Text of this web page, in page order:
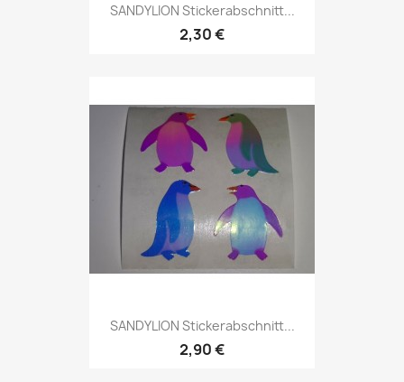
SANDYLION Stickerabschnitt...
2,30 €
SANDYLION Stickerabschnitt...
2,90 €